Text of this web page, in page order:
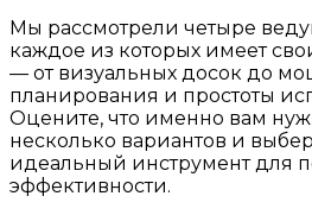
Мы рассмотрели четыре
каждое из которых имеет
— от визуальных досок до
планирования и простоты
Оцените, что именно вам
несколько вариантов и
идеальный инструмент для
эффективности.